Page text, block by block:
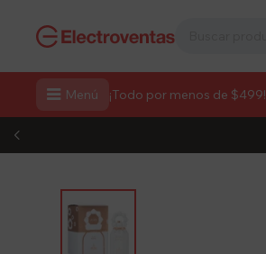
 Menú ¡Todo por menos de $499!